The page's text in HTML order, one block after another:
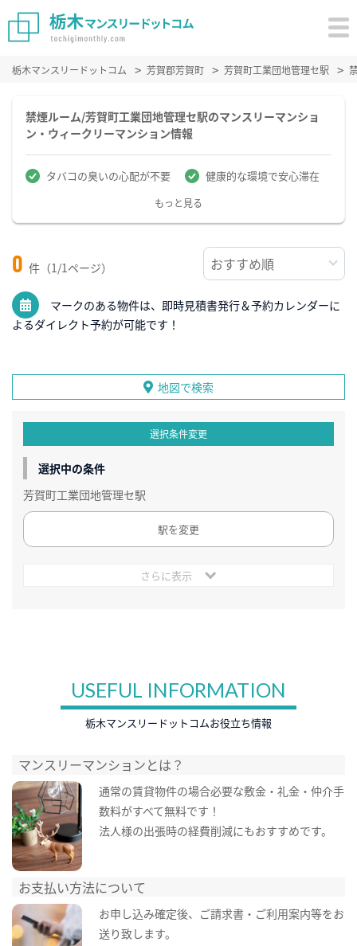
栃木マンスリードットコム 芳賀郡芳賀町 芳賀町工業団地管理セ駅
禁煙ルーム/芳賀町工業団地管理セ駅のマンスリーマンショ
ン・ウィークリーマンション情報
タバコの臭いの心配が不要 健康的な環境で安心滞在
もっと見る
0 件（1/1ページ）
マークのある物件は、即時見積書発行＆予約カレンダーに
よるダイレクト予約が可能です！
地図で検索
選択条件変更
選択中の条件
芳賀町工業団地管理セ駅
駅を変更
さらに表示
USEFUL INFORMATION
栃木マンスリードットコムお役立ち情報
マンスリーマンションとは？
通常の賃貸物件の場合必要な敷金・礼金・仲介手
数料がすべて無料です！
法人様の出張時の経費削減にもおすすめです。
お支払い方法について
お申し込み確定後、ご請求書・ご利用案内等をお
送り致します。